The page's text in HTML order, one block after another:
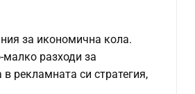
за икономична кола.
разходи за
рекламната си стратегия,